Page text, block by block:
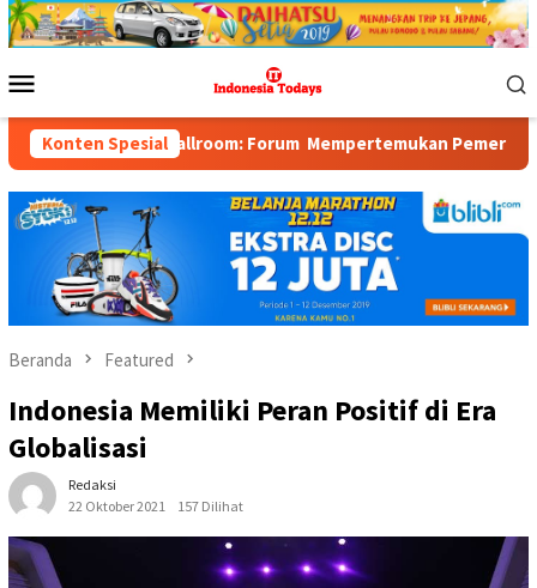
Loncat
ke
Mobile
Konten Spesial
Forum Mempertemukan Pemerintah, Pelaku Industri,
Beranda Featured
Indonesia Memiliki Peran Positif di Era
Globalisasi
Redaksi
22 Oktober 2021
157 Dilihat